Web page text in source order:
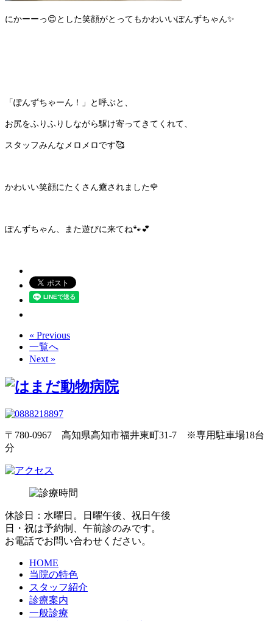
にかーーっ😊とした笑顔がとってもかわいいぽんずちゃん✨
「ぽんずちゃーん！」と呼ぶと、
お尻をふりふりしながら駆け寄ってきてくれて、
スタッフみんなメロメロです🥰
かわいい笑顔にたくさん癒されました🌹
ぽんずちゃん、また遊びに来てね🐾💕
« Previous
一覧へ
Next »
〒780-0967 高知県高知市福井東町31-7 ※専用駐車場18台
分
休診日：水曜日。日曜午後、祝日午後
日・祝は予約制、午前診のみです。
お電話でお問い合わせください。
HOME
当院の特色
スタッフ紹介
診療案内
一般診療